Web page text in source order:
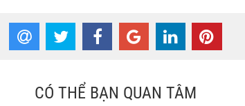
CÓ THỂ BẠN QUAN TÂM